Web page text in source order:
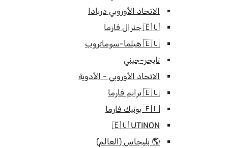
الاتحاد الأوروبي دريادا
🇪🇺 جنرال فارما
🇪🇺 هيلما-سوماتروب
تايجر-جيني
الاتحاد الأوروبي - الأدوية
🇪🇺 برايم فارما
🇪🇺 يونيك فارما
🇪🇺 UTINON
🌎 بليجاس (العالم)